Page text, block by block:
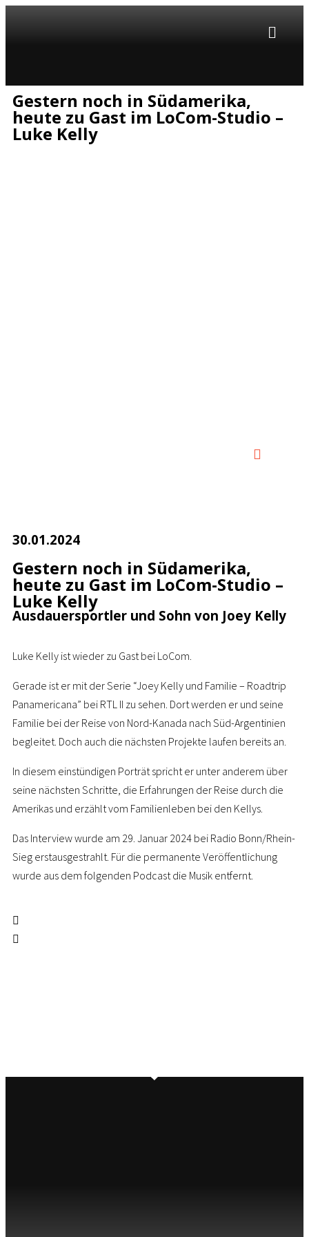
Gestern noch in Südamerika,
heute zu Gast im LoCom-Studio –
Luke Kelly
30.01.2024
Gestern noch in Südamerika,
heute zu Gast im LoCom-Studio –
Luke Kelly
Ausdauersportler und Sohn von Joey Kelly
Luke Kelly ist wieder zu Gast bei LoCom.
Gerade ist er mit der Serie “Joey Kelly und Familie – Roadtrip
Panamericana” bei RTL II zu sehen. Dort werden er und seine
Familie bei der Reise von Nord-Kanada nach Süd-Argentinien
begleitet. Doch auch die nächsten Projekte laufen bereits an.
In diesem einstündigen Porträt spricht er unter anderem über
seine nächsten Schritte, die Erfahrungen der Reise durch die
Amerikas und erzählt vom Familienleben bei den Kellys.
Das Interview wurde am 29. Januar 2024 bei Radio Bonn/Rhein-
Sieg erstausgestrahlt. Für die permanente Veröffentlichung
wurde aus dem folgenden Podcast die Musik entfernt.